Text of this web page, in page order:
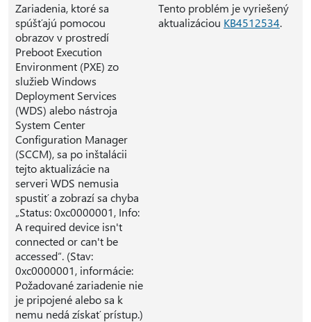
Zariadenia, ktoré sa
spúšťajú pomocou
obrazov v prostredí
Preboot Execution
Environment (PXE) zo
služieb Windows
Deployment Services
(WDS) alebo nástroja
System Center
Configuration Manager
(SCCM), sa po inštalácii
tejto aktualizácie na
serveri WDS nemusia
spustiť a zobrazí sa chyba
„Status: 0xc0000001, Info:
A required device isn't
connected or can't be
accessed“. (Stav:
0xc0000001, informácie:
Požadované zariadenie nie
je pripojené alebo sa k
nemu nedá získať prístup.)
Tento problém je vyriešený
aktualizáciou KB4512534.